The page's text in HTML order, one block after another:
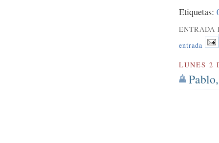
Etiquetas:
ENTRADA
entrada
LUNES 2